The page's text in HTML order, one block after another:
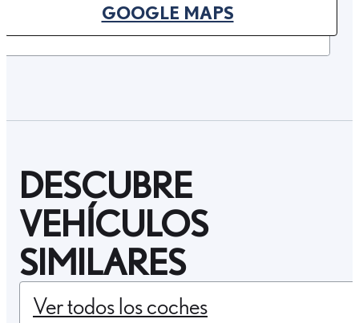
GOOGLE MAPS(OPENS IN NEW TAB)
DESCUBRE
VEHÍCULOS
SIMILARES
Ver todos los coches